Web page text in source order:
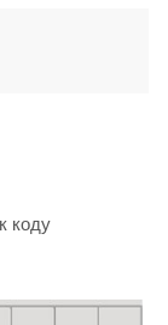
коду